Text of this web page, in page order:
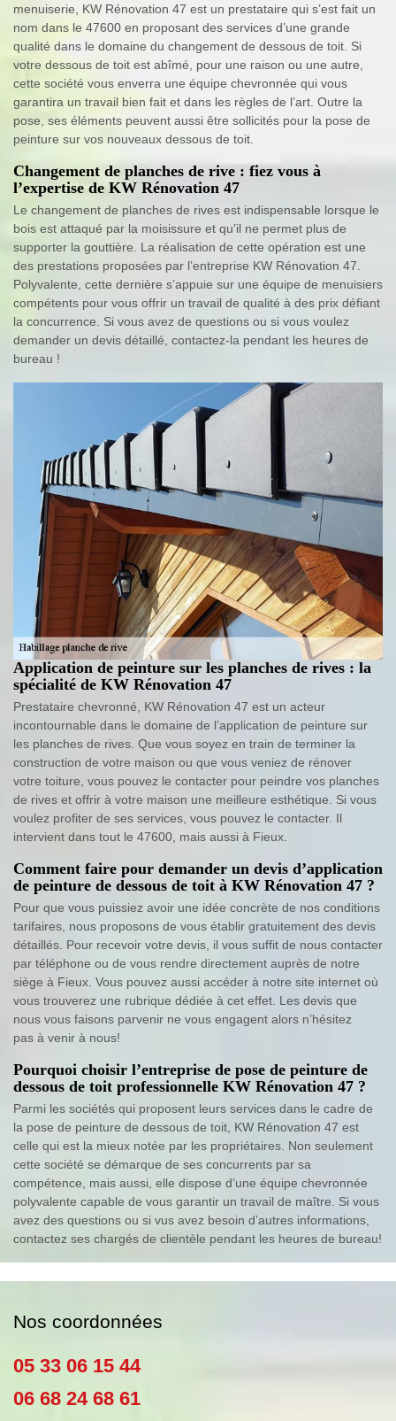
menuiserie, KW Rénovation 47 est un prestataire qui s’est fait un
nom dans le 47600 en proposant des services d’une grande
qualité dans le domaine du changement de dessous de toit. Si
votre dessous de toit est abîmé, pour une raison ou une autre,
cette société vous enverra une équipe chevronnée qui vous
garantira un travail bien fait et dans les règles de l’art. Outre la
pose, ses éléments peuvent aussi être sollicités pour la pose de
peinture sur vos nouveaux dessous de toit.
Changement de planches de rive : fiez vous à
l’expertise de KW Rénovation 47
Le changement de planches de rives est indispensable lorsque le
bois est attaqué par la moisissure et qu’il ne permet plus de
supporter la gouttière. La réalisation de cette opération est une
des prestations proposées par l’entreprise KW Rénovation 47.
Polyvalente, cette dernière s’appuie sur une équipe de menuisiers
compétents pour vous offrir un travail de qualité à des prix défiant
la concurrence. Si vous avez de questions ou si vous voulez
demander un devis détaillé, contactez-la pendant les heures de
bureau !
Application de peinture sur les planches de rives : la
spécialité de KW Rénovation 47
Prestataire chevronné, KW Rénovation 47 est un acteur
incontournable dans le domaine de l’application de peinture sur
les planches de rives. Que vous soyez en train de terminer la
construction de votre maison ou que vous veniez de rénover
votre toiture, vous pouvez le contacter pour peindre vos planches
de rives et offrir à votre maison une meilleure esthétique. Si vous
voulez profiter de ses services, vous pouvez le contacter. Il
intervient dans tout le 47600, mais aussi à Fieux.
Comment faire pour demander un devis d’application
de peinture de dessous de toit à KW Rénovation 47 ?
Pour que vous puissiez avoir une idée concrète de nos conditions
tarifaires, nous proposons de vous établir gratuitement des devis
détaillés. Pour recevoir votre devis, il vous suffit de nous contacter
par téléphone ou de vous rendre directement auprès de notre
siège à Fieux. Vous pouvez aussi accéder à notre site internet où
vous trouverez une rubrique dédiée à cet effet. Les devis que
nous vous faisons parvenir ne vous engagent alors n’hésitez
pas à venir à nous!
Pourquoi choisir l’entreprise de pose de peinture de
dessous de toit professionnelle KW Rénovation 47 ?
Parmi les sociétés qui proposent leurs services dans le cadre de
la pose de peinture de dessous de toit, KW Rénovation 47 est
celle qui est la mieux notée par les propriétaires. Non seulement
cette société se démarque de ses concurrents par sa
compétence, mais aussi, elle dispose d’une équipe chevronnée
polyvalente capable de vous garantir un travail de maître. Si vous
avez des questions ou si vus avez besoin d’autres informations,
contactez ses chargés de clientèle pendant les heures de bureau!
Nos coordonnées
05 33 06 15 44
06 68 24 68 61